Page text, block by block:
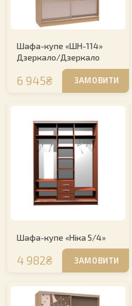
Шафа-купе «ШН-114»
Дзеркало/Дзеркало
6 945₴ ЗАМОВИТИ
Шафа-купе «Ніка 5/4»
4 982₴ ЗАМОВИТИ